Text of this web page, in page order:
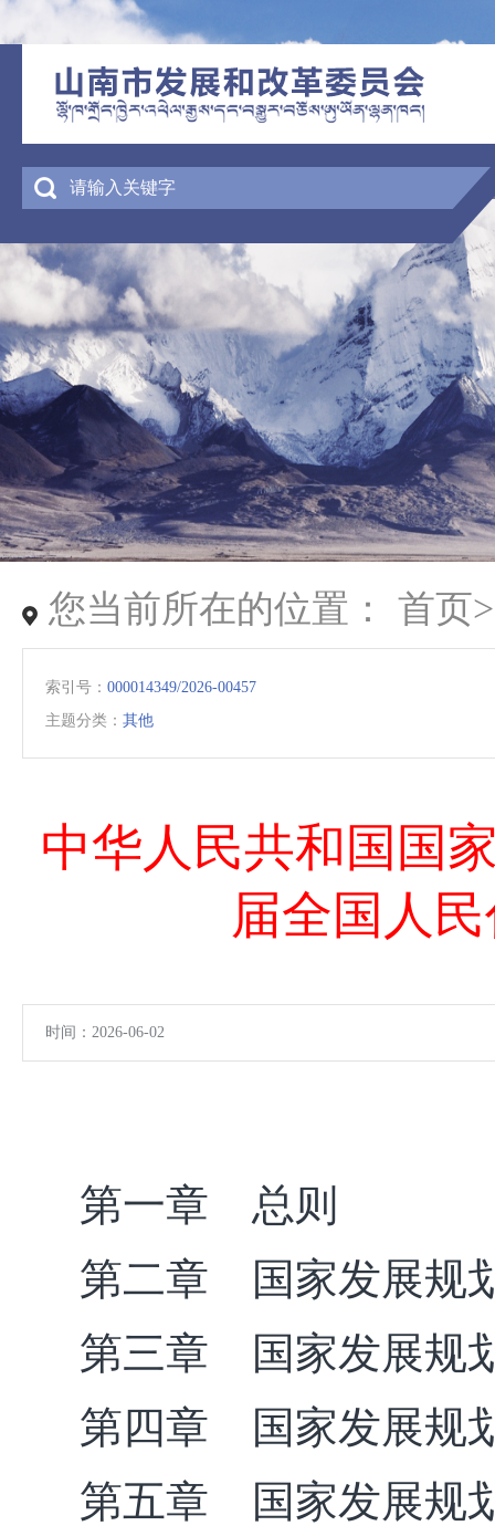
您当前所在的位置： 首页
索引号： 000014349/2026-00457
主题分类： 其他
中华人民共和国国
届全国人
时间：2026-06-02
第一章 总则
第二章 国家发展规
第三章 国家发展规
第四章 国家发展规
第五章 国家发展规